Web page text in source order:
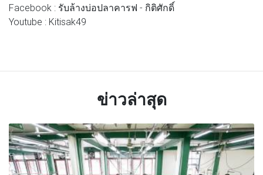
Facebook : รับล้างบ่อปลาคารฟ - กิติศักดิ์
Youtube : Kitisak49
ข่าวล่าสุด